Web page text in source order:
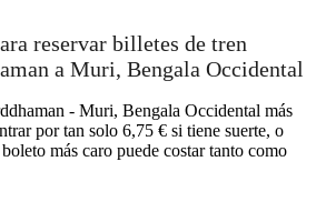
Barddhaman
reservar billetes de tren
a Muri, Bengala Occidental
- Muri, Bengala Occidental más
por tan solo 6,75 € si tiene suerte, o
más caro puede costar tanto como